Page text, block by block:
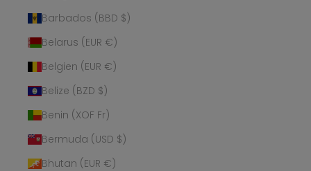
Barbados (BBD $)
Belarus (EUR €)
Belgien (EUR €)
Belize (BZD $)
Benin (XOF Fr)
Bermuda (USD $)
Bhutan (EUR €)